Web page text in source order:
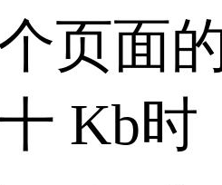
页面
Kb